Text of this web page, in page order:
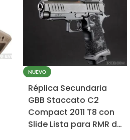
NUEVO
Réplica Secundaria
GBB Staccato C2
Compact 2011 T8 con
Slide Lista para RMR de